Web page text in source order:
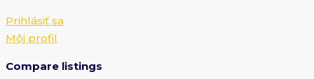
Prihlásiť sa
Môj profil
Compare listings